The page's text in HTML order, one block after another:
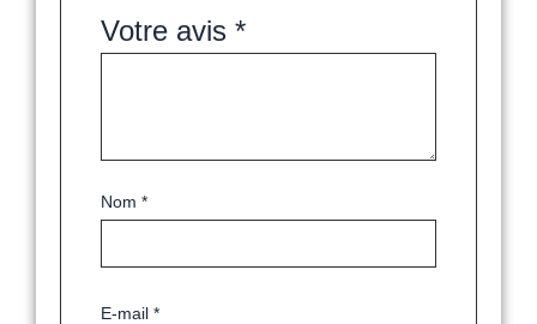
Votre avis*
Nom*
E-mail*